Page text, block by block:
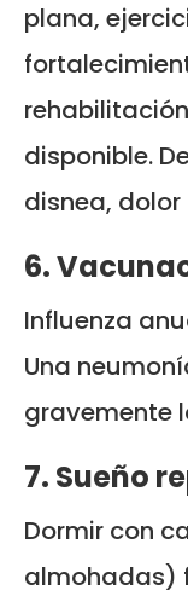
plana,
disponible.
disnea,
6.
Influenza
Una
gravemente
7. Sueño
Dormir con
almohadas)